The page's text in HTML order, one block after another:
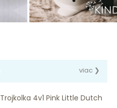
viac ❯
Trojkolka 4v1 Pink Little Dutch